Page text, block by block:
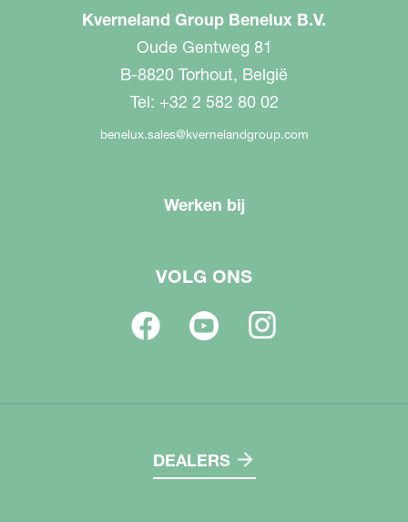
Kverneland Group Benelux B.V.
Oude Gentweg 81
B-8820 Torhout, België
Tel: +32 2 582 80 02
benelux.sales@kvernelandgroup.com
Werken bij
VOLG ONS
DEALERS